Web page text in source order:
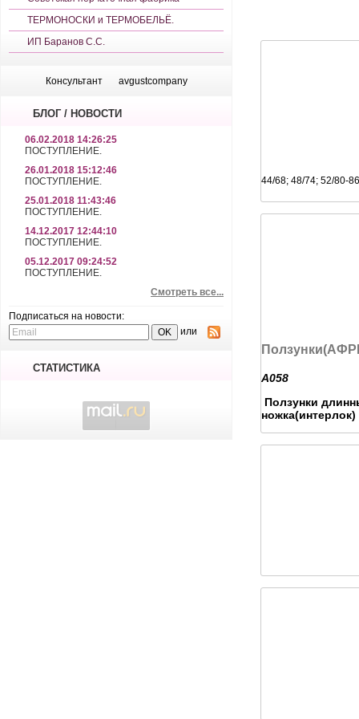
ТЕРМОНОСКИ и ТЕРМОБЕЛЬЁ.
ИП Баранов С.С.
Консультант avgustcompany
БЛОГ / НОВОСТИ
06.02.2018 14:26:25
ПОСТУПЛЕНИЕ.
26.01.2018 15:12:46
ПОСТУПЛЕНИЕ.
25.01.2018 11:43:46
ПОСТУПЛЕНИЕ.
14.12.2017 12:44:10
ПОСТУПЛЕНИЕ.
05.12.2017 09:24:52
ПОСТУПЛЕНИЕ.
Смотреть все...
Подписаться на новости:
или
СТАТИСТИКА
44/68; 48/74; 52/80-
А058
Ползунки